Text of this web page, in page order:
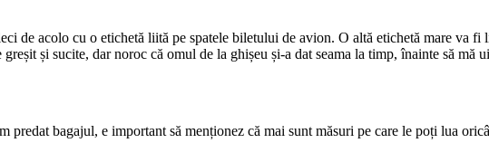
de acolo cu o etichetă liită pe spatele biletului de avion. O altă etichetă mare va
greșit și sucite, dar noroc că omul de la ghișeu și-a dat seama la timp, înainte să
predat bagajul, e important să menționez că mai sunt măsuri pe care le poți lua